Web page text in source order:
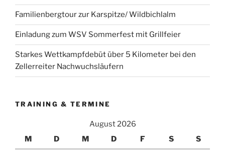
Familienbergtour zur Karspitze/ Wildbichlalm
Einladung zum WSV Sommerfest mit Grillfeier
Starkes Wettkampfdebüt über 5 Kilometer bei den
Zellerreiter Nachwuchsläufern
TRAINING & TERMINE
August 2026
M
D M D F S S